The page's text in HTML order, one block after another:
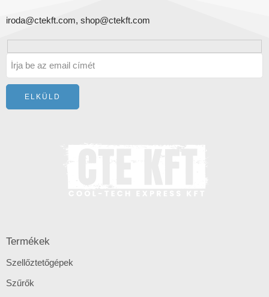
iroda@ctekft.com, shop@ctekft.com
Termékek
Szellőztetőgépek
Szűrők